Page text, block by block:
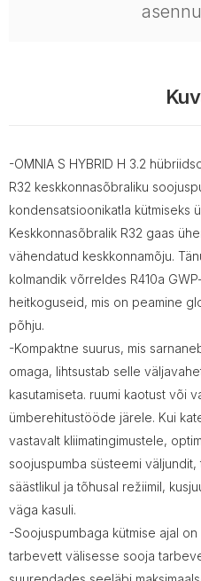
-OMNIA S HYBRID H 3.2
R32 keskkonnasõbraliku
kondensatsioonikatla kütmiseks
Keskkonnasõbralik R32 gaas
vähendatud keskkonnamõju.
kolmandik võrreldes R410a
heitkoguseid, mis on peamine
põhju.
-Kompaktne suurus, mis
omaga, lihtsustab selle
kasutamiseta. ruumi kaotust või
ümberehitustööde järele. Kui
vastavalt kliimatingimustele,
soojuspumba süsteemi
säästlikul ja tõhusal režiimil,
väga kasuli.
-Soojuspumbaga kütmise ajal
tarbevett välisesse sooja